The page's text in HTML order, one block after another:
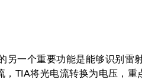
另一个重要功能是能够识别雷
TIA将光电流转换为电压，